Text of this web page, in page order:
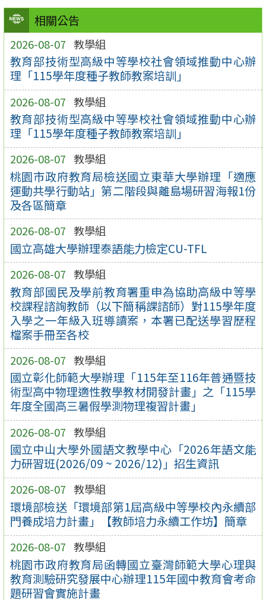
相關公告
2026-08-07 教學組
教育部技術型高級中等學校社會領域推動中心辦
理「115學年度種子教師教案培訓」
2026-08-07 教學組
教育部技術型高級中等學校社會領域推動中心辦
理「115學年度種子教師教案培訓」
2026-08-07 教學組
桃園市政府教育局檢送國立東華大學辦理「適應
運動共學行動站」第二階段與離島場研習海報1份
及各區簡章
2026-08-07 教學組
國立高雄大學辦理泰語能力檢定CU-TFL
2026-08-07 教學組
教育部國民及學前教育署重申為協助高級中等學
校課程諮詢教師（以下簡稱課諮師）對115學年度
入學之一年級入班導讀案，本署已配送學習歷程
檔案手冊至各校
2026-08-07 教學組
國立彰化師範大學辦理「115年至116年普通暨技
術型高中物理適性教學教材開發計畫」之「115學
年度全國高三暑假學測物理複習計畫」
2026-08-07 教學組
國立中山大學外國語文教學中心「2026年語文能
力研習班(2026/09 ~ 2026/12)」招生資訊
2026-08-07 教學組
環境部檢送「環境部第1屆高級中等學校內永續部
門養成培力計畫」【教師培力永續工作坊】簡章
2026-08-07 教學組
桃園市政府教育局函轉國立臺灣師範大學心理與
教育測驗研究發展中心辦理115年國中教育會考命
題研習會實施計畫